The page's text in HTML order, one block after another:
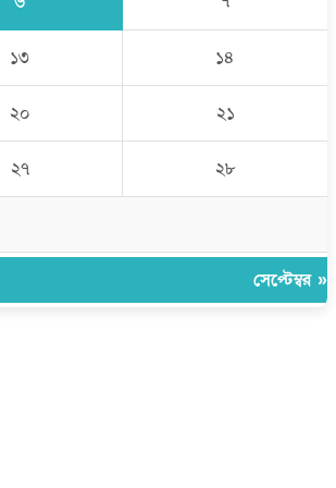
১৩ ১৪
২০ ২১
২৭ ২৮
সেপ্টেম্বর »